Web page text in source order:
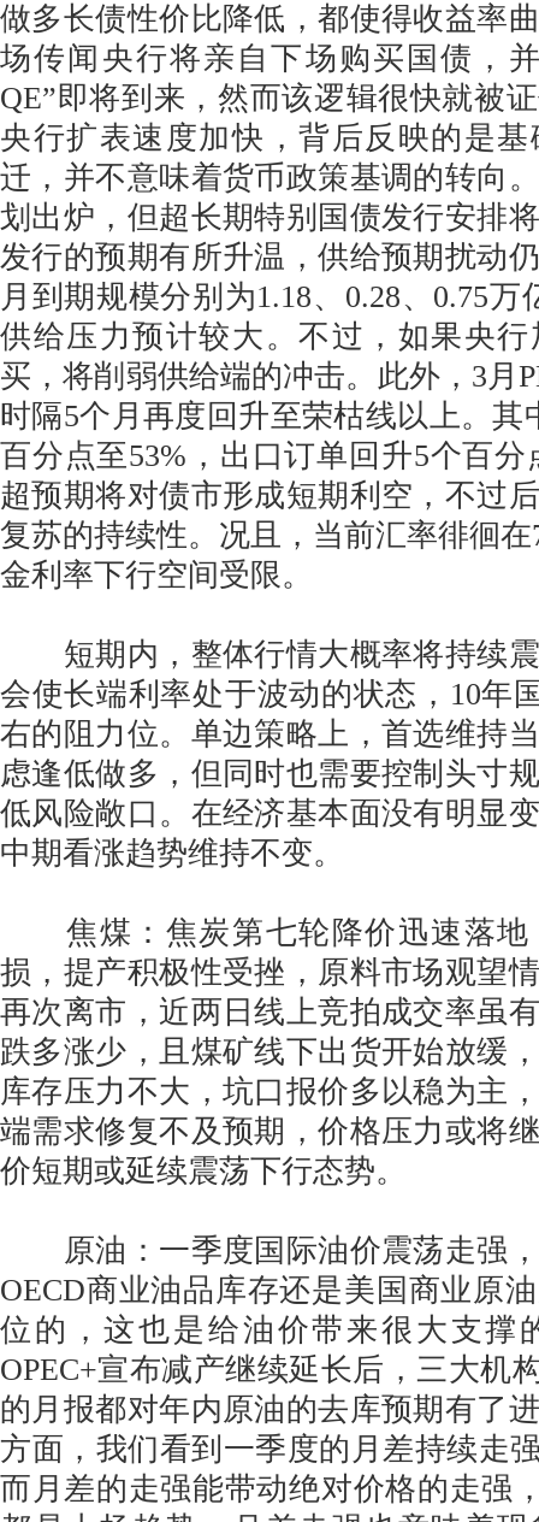
做多长债性价比降低，都使得收益率
场传闻央行将亲自下场购买国债，
QE”即将到来，然而该逻辑很快就被
央行扩表速度加快，背后反映的是
迁，并不意味着货币政策基调的转向
划出炉，但超长期特别国债发行安排
发行的预期有所升温，供给预期扰动
月到期规模分别为1.18、0.28、0.75
供给压力预计较大。不过，如果央
买，将削弱供给端的冲击。此外，3月
时隔5个月再度回升至荣枯线以上。其
百分点至53%，出口订单回升5个百分
超预期将对债市形成短期利空，不过
复苏的持续性。况且，当前汇率徘徊在
金利率下行空间受限。
短期内，整体行情大概率将持续震
会使长端利率处于波动的状态，10年
右的阻力位。单边策略上，首选维持
虑逢低做多，但同时也需要控制头寸
低风险敞口。在经济基本面没有明显
中期看涨趋势维持不变。
焦煤：焦炭第七轮降价迅速落地
损，提产积极性受挫，原料市场观望
再次离市，近两日线上竞拍成交率虽
跌多涨少，且煤矿线下出货开始放缓
库存压力不大，坑口报价多以稳为主
端需求修复不及预期，价格压力或将
价短期或延续震荡下行态势。
原油：一季度国际油价震荡走强，
OECD商业油品库存还是美国商业原
位的，这也是给油价带来很大支撑
OPEC+宣布减产继续延长后，三大机
的月报都对年内原油的去库预期有了
方面，我们看到一季度的月差持续走
而月差的走强能带动绝对价格的走强